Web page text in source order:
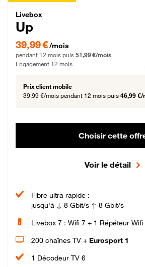
Livebox Up Fibre
Livebox
Up
39,99 € par mois pendant 12 mois puis 51,99
39,99 €/mois
pendant 12 mois puis 51,99 €/mois
Engagement 12 mois
Prix client mobile
39,99 €/mois pendant 12 mois puis 46,99 €/
Choisir cette
Voir le détail
Fibre ultra rapide :
jusqu'à ↓ 8 Gbit/s ↑ 8 Gbit/s
Livebox 7 : Wifi 7 + 1 Répéteur Wifi
200 chaînes TV + Eurosport 1
1 Décodeur TV 6